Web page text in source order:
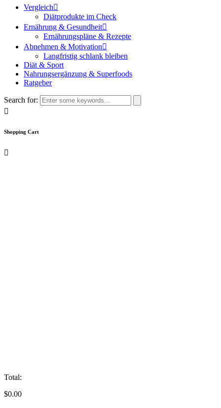
Vergleich
Diätprodukte im Check
Ernährung & Gesundheit
Ernährungspläne & Rezepte
Abnehmen & Motivation
Langfristig schlank bleiben
Diät & Sport
Nahrungsergänzung & Superfoods
Ratgeber
Search for:
Shopping Cart
Total:
$0.00